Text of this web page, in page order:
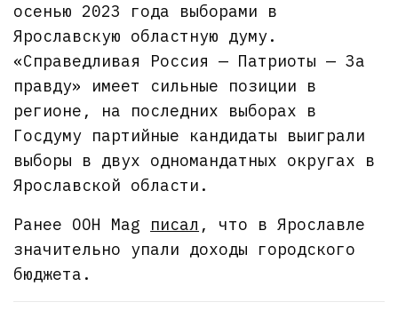
осенью 2023 года выборами в
Ярославскую областную думу.
«Справедливая Россия — Патриоты — За
правду» имеет сильные позиции в
регионе, на последних выборах в
Госдуму партийные кандидаты выиграли
выборы в двух одномандатных округах в
Ярославской области.
Ранее OOH Mag писал , что в Ярославле
значительно упали доходы городского
бюджета.